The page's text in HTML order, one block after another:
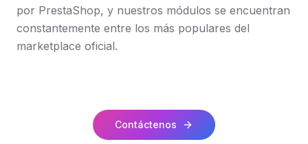
por PrestaShop, y nuestros módulos se encuentran
constantemente entre los más populares del
marketplace oficial.
Contáctenos